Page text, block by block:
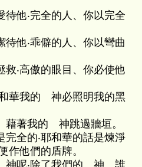
待他‧完全的人、你以完全
他‧乖僻的人、你以彎曲
救‧高傲的眼目、你必使他
華我的 神必照明我的黑
藉著我的 神跳過牆垣。
全的‧耶和華的話是煉淨
作他們的盾牌。
神呢‧除了我們的 神、誰